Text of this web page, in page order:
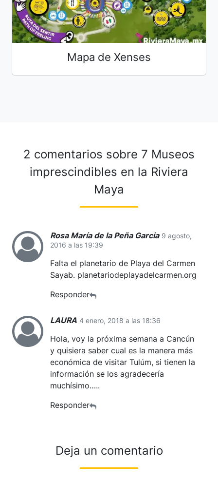
Mapa de Xenses
2 comentarios sobre 7 Museos
imprescindibles en la Riviera
Maya
Rosa María de la Peña Garcia 9 agosto,
2016 a las 19:39
Falta el planetario de Playa del Carmen
Sayab. planetariodeplayadelcarmen.org
Responder
LAURA 4 enero, 2018 a las 18:36
Hola, voy la próxima semana a Cancún
y quisiera saber cual es la manera más
económica de visitar Tulúm, si tienen la
información se los agradecería
muchísimo…..
Responder
Deja un comentario